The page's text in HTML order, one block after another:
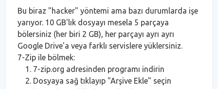
Bu biraz "hacker" yöntemi ama bazı durumlarda işe
yarıyor. 10 GB'lık dosyayı mesela 5 parçaya
bölersiniz (her biri 2 GB), her parçayı ayrı ayrı
Google Drive'a veya farklı servislere yüklersiniz.
7-Zip ile bölmek:
7-zip.org adresinden programı indirin
Dosyaya sağ tıklayıp "Arşive Ekle" seçin